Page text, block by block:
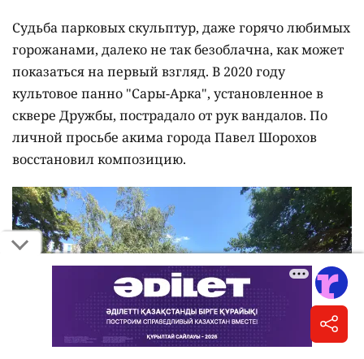
Судьба парковых скульптур, даже горячо любимых
горожанами, далеко не так безоблачна, как может
показаться на первый взгляд. В 2020 году
культовое панно "Сары-Арка", установленное в
сквере Дружбы, пострадало от рук вандалов. По
личной просьбе акима города Павел Шорохов
восстановил композицию.